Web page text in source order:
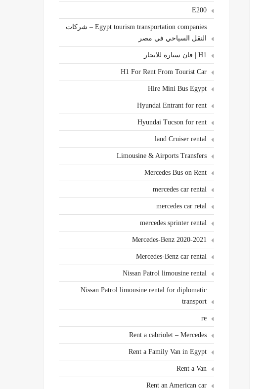
E200
Egypt tourism transportation companies – شركات
النقل السياحي في مصر
H1 | فان سيارة للايجار
H1 For Rent From Tourist Car
Hire Mini Bus Egypt
Hyundai Entrant for rent
Hyundai Tucson for rent
land Cruiser rental
Limousine & Airports Transfers
Mercedes Bus on Rent
mercedes car rental
mercedes car retal
mercedes sprinter rental
Mercedes-Benz 2020-2021
Mercedes-Benz car rental
Nissan Patrol limousine rental
Nissan Patrol limousine rental for diplomatic
transport
re
Rent a cabriolet – Mercedes
Rent a Family Van in Egypt
Rent a Van
Rent an American car